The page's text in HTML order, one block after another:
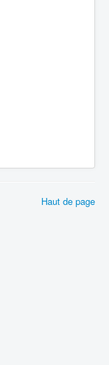
Haut de page